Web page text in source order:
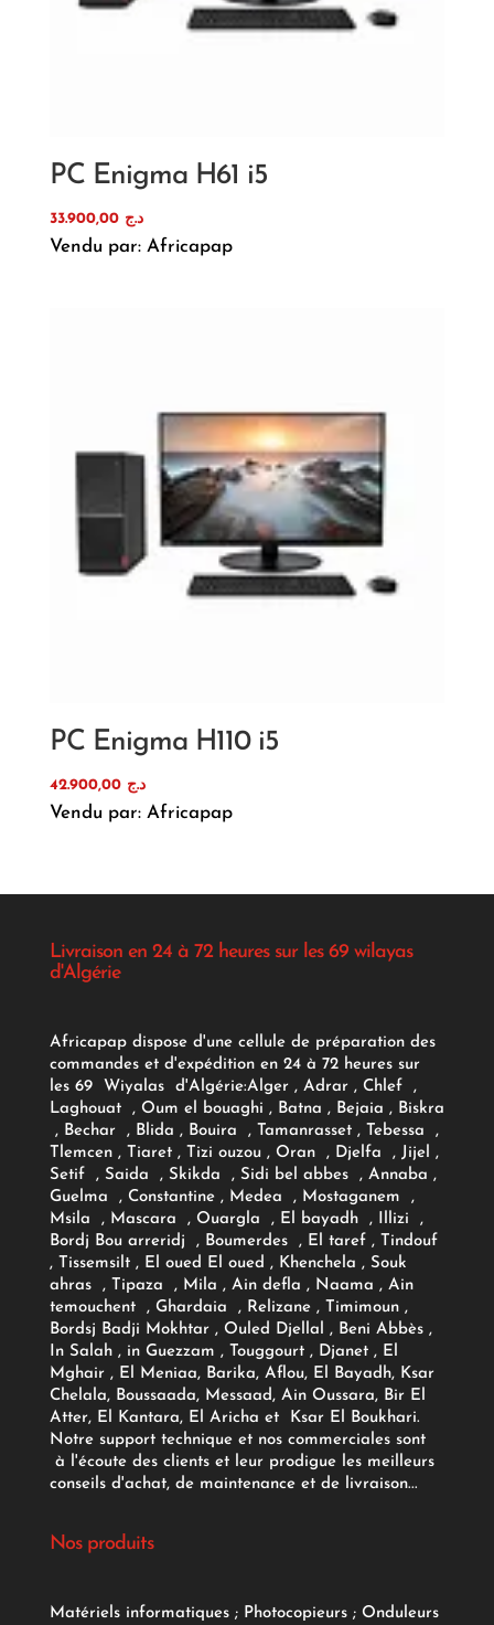
PC Enigma H61 i5
د.ج 33.900,00
Vendu par: Africapap
PC Enigma H110 i5
د.ج 42.900,00
Vendu par: Africapap
Livraison en 24 à 72 heures sur les 69 wilayas
d'Algérie
Africapap dispose d'une cellule de préparation des
commandes et d'expédition en 24 à 72 heures sur
les 69 Wiyalas d'Algérie:Alger , Adrar, Chlef ,
Laghouat , Oum el bouaghi , Batna , Bejaia , Biskra
, Bechar , Blida , Bouira , Tamanrasset , Tebessa ,
Tlemcen , Tiaret , Tizi ouzou , Oran , Djelfa , Jijel ,
Setif , Saida , Skikda , Sidi bel abbes , Annaba ,
Guelma , Constantine , Medea , Mostaganem ,
Msila , Mascara , Ouargla , El bayadh , Illizi ,
Bordj Bou arreridj , Boumerdes , El taref , Tindouf
, Tissemsilt , El oued El oued , Khenchela , Souk
ahras , Tipaza , Mila , Ain defla , Naama , Ain
temouchent , Ghardaia , Relizane , Timimoun ,
Bordsj Badji Mokhtar , Ouled Djellal , Beni Abbès ,
In Salah , in Guezzam , Touggourt , Djanet , El
Mghair , El Meniaa, Barika, Aflou, El Bayadh, Ksar
Chelala, Boussaada, Messaad, Ain Oussara, Bir El
Atter, El Kantara, El Aricha et Ksar El Boukhari.
Notre support technique et nos commerciales sont
à l'écoute des clients et leur prodigue les meilleurs
conseils d'achat, de maintenance et de livraison...
Nos produits
Matériels informatiques; Photocopieurs; Onduleurs